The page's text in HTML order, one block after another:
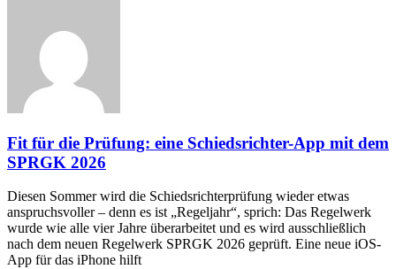
Fit für die Prüfung: eine Schiedsrichter-App mit dem
SPRGK 2026
Diesen Sommer wird die Schiedsrichterprüfung wieder etwas
anspruchsvoller – denn es ist „Regeljahr“, sprich: Das Regelwerk
wurde wie alle vier Jahre überarbeitet und es wird ausschließlich
nach dem neuen Regelwerk SPRGK 2026 geprüft. Eine neue iOS-
App für das iPhone hilft